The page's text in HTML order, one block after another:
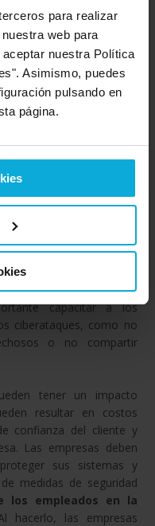
para realizar
web para
nuestra Política
Asimismo, puedes
pulsando en
página.
tener un impacto en
empresa . Si un
esto puede afectar la
con los plazos de
Además, los
especialmente si afectan
para proteger sus
la implementación de
como la encriptación de
y la detección temprana
capacitar a los
ciberataques, como no
o no compartir
tener un impacto
resultar en costos
confianza del cliente y
Las empresas deben
sus sistemas y
medidas de seguridad
los empleados en la
hacerlo, las empresas